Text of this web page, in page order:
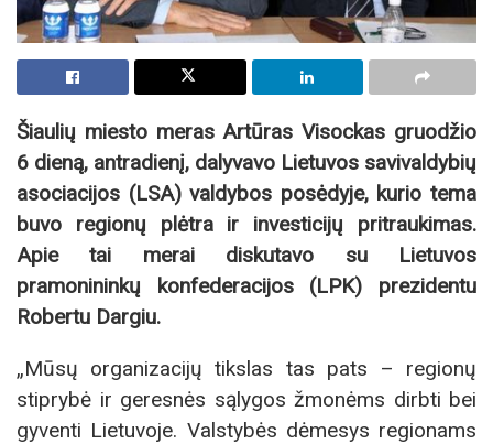
Šiaulių miesto meras Artūras Visockas gruodžio
6 dieną, antradienį, dalyvavo Lietuvos savivaldybių
asociacijos (LSA) valdybos posėdyje, kurio tema
buvo regionų plėtra ir investicijų pritraukimas.
Apie tai merai diskutavo su Lietuvos
pramonininkų konfederacijos (LPK) prezidentu
Robertu Dargiu.
„Mūsų organizacijų tikslas tas pats – regionų
stiprybė ir geresnės sąlygos žmonėms dirbti bei
gyventi Lietuvoje. Valstybės dėmesys regionams